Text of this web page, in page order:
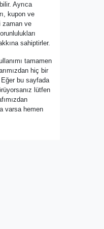
Ayrıca
kupon ve
zaman ve
sahiptirler.
tamamen
hiç bir
bu sayfada
lütfen
varsa hemen